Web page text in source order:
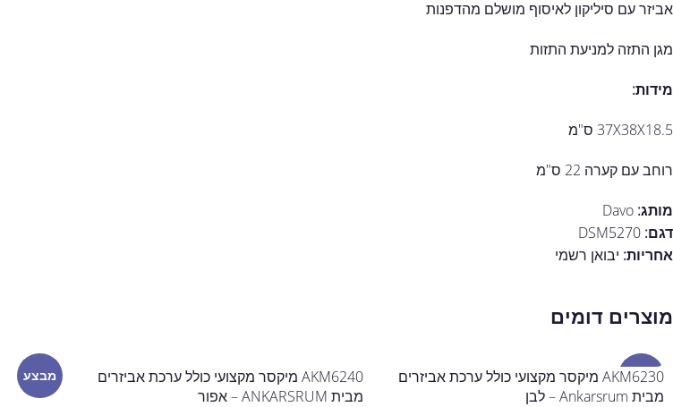
אביזר עם סיליקון לאיסוף מושלם מהדפנות
מגן התזה למניעת התזות
מידות:
37X38X18.5 ס"מ
רוחב עם קערה 22 ס"מ
מותג:
דגם: DSM5270
אחריות: יבואן רשמי
מוצרים דומים
מבצע
AKM6230 מיקסר מקצועי כולל ערכת אביזרים
מבית Ankarsrum – לבן
AKM6240 מיקסר מקצועי כולל ערכת אביזרים
מבית ANKARSRUM – אפור
מבצע